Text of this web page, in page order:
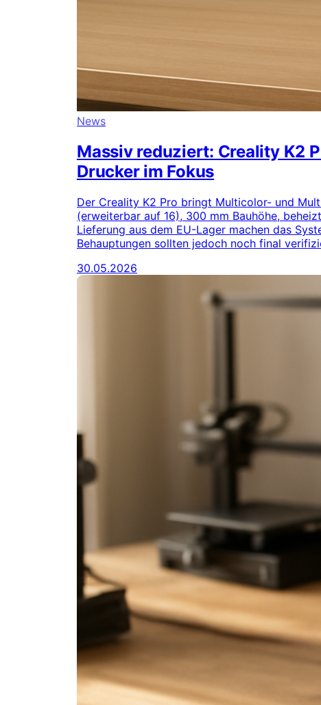
News
Massiv reduziert: Creality K2
Drucker im Fokus
Der Creality K2 Pro bringt Multicolor- und
(erweiterbar auf 16), 300 mm Bauhöhe,
Lieferung aus dem EU-Lager machen das
Behauptungen sollten jedoch noch final
30.05.2026